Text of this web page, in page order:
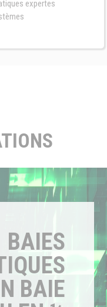
expertes
BAIES
BAIE